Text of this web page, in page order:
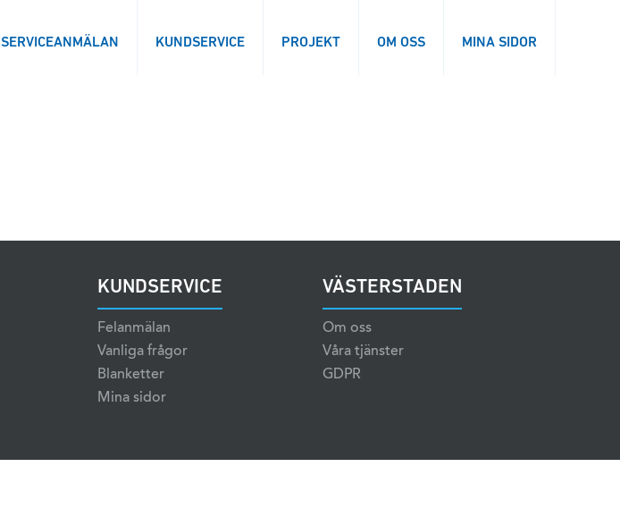
SERVICEANMÄLAN KUNDSERVICE PROJEKT OM OSS MINA SIDOR
KUNDSERVICE
Felanmälan
Vanliga frågor
Blanketter
Mina sidor
VÄSTERSTADEN
Om oss
Våra tjänster
GDPR